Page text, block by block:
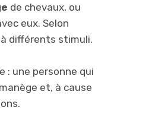
de chevaux, ou
eux. Selon
à différents stimuli.
: une personne qui
et, à cause